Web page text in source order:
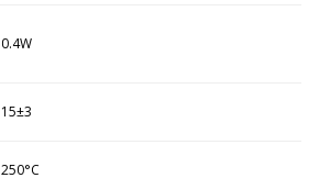
0.4W
15±3
250°C